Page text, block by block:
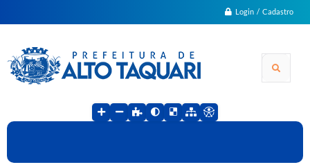
Login / Cadastro